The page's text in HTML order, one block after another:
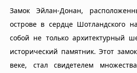
Замок Эйлан-Донан,
острове в сердце Шотландского
собой не только архитектурный
исторический памятник. Этот
веке, стал свидетелем